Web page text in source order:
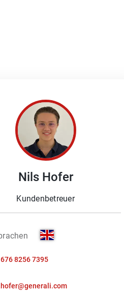
Nils Hofer
Kundenbetreuer
8256 7395
möchten oder ein
Denn besonders im
gerne, Ihre Fragen zu
uns um Ihre
nutzen, um direkt mit